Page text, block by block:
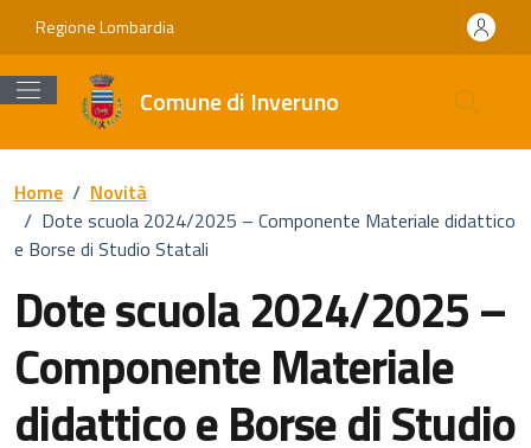
Vai ai contenuti
Vai al footer
Regione Lombardia
Comune di Inveruno
Home / Novità
/ Dote scuola 2024/2025 – Componente Materiale didattico
e Borse di Studio Statali
Dote scuola 2024/2025 –
Componente Materiale
didattico e Borse di Studio